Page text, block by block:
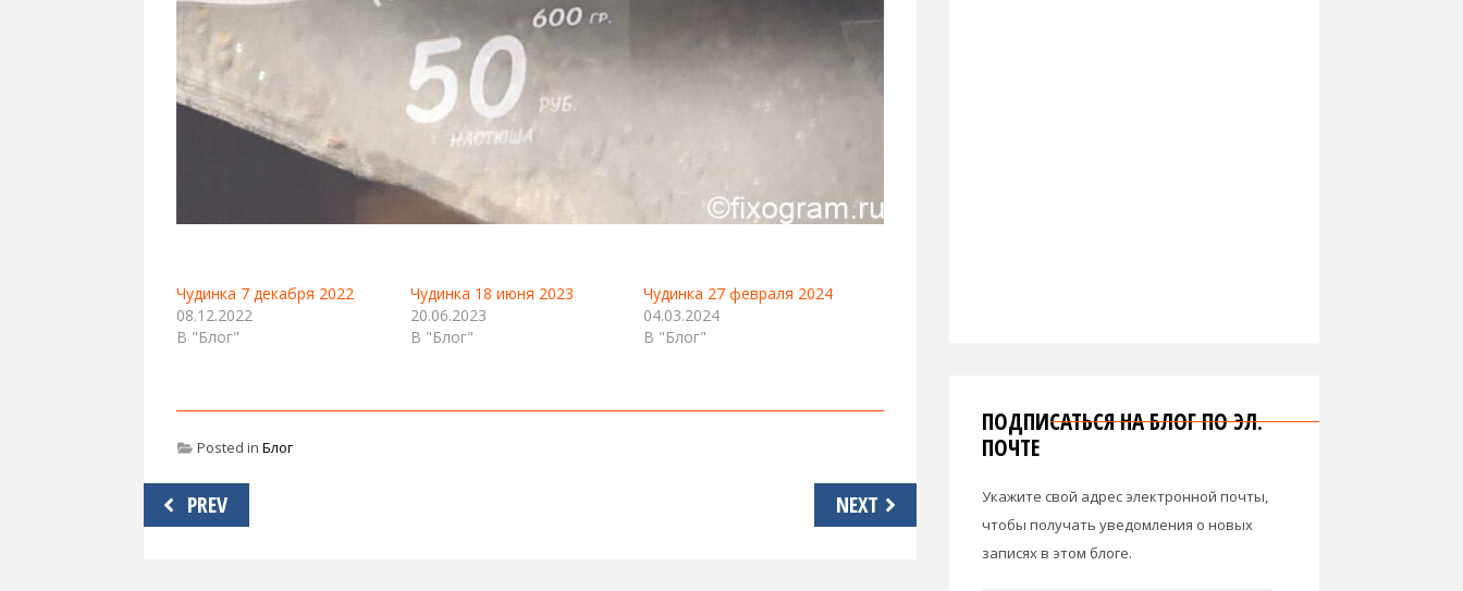
Чудинка 7 декабря 2022
08.12.2022
В "Блог"
Чудинка 18 июня 2023
20.06.2023
В "Блог"
Чудинка 27 февраля 2024
04.03.2024
В "Блог"
Posted in Блог
Навигация
по
PREV NEXT
ПОДПИСАТЬСЯ НА БЛОГ ПО ЭЛ.
ПОЧТЕ
Укажите свой адрес электронной почты,
чтобы получать уведомления о новых
записях в этом блоге.